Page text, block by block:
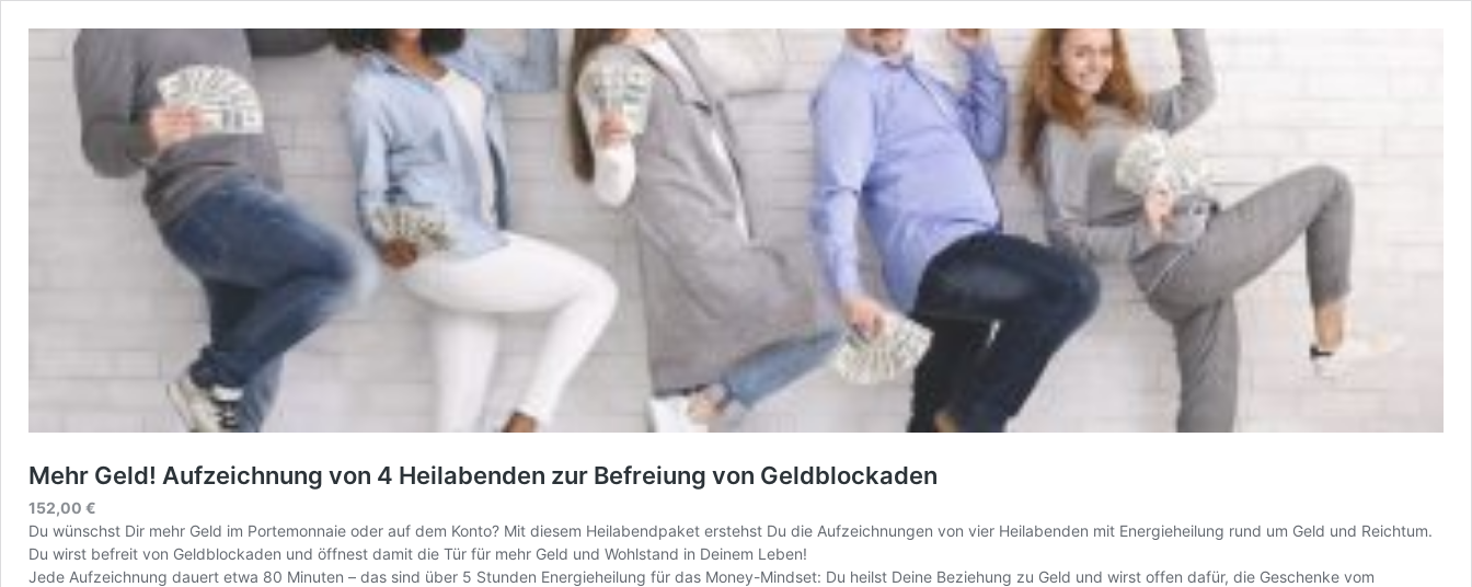
Mehr Geld! Aufzeichnung von 4 Heilabenden zur Befreiung von Geldblockaden
152,00 €
Du wünschst Dir mehr Geld im Portemonnaie oder auf dem Konto? Mit diesem Heilabendpaket erstehst Du die Aufzeichnungen von vier Heilabenden mit Energieheilung rund um Geld und Reichtum.
Du wirst befreit von Geldblockaden und öffnest damit die Tür für mehr Geld und Wohlstand in Deinem Leben!
Jede Aufzeichnung dauert etwa 80 Minuten – das sind über 5 Stunden Energieheilung für das Money-Mindset: Du heilst Deine Beziehung zu Geld und wirst offen dafür, die Geschenke vom